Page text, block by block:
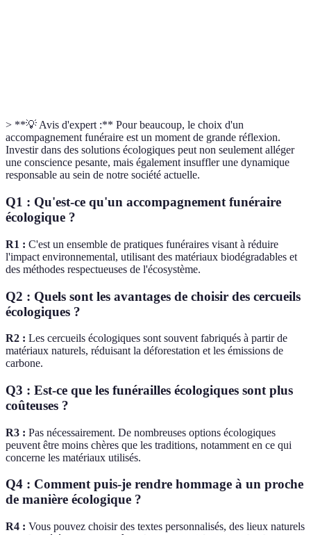
> **💡 Avis d'expert :** Pour beaucoup, le choix d'un
accompagnement funéraire est un moment de grande réflexion.
Investir dans des solutions écologiques peut non seulement alléger
une conscience pesante, mais également insuffler une dynamique
responsable au sein de notre société actuelle.
Q1 : Qu'est-ce qu'un accompagnement funéraire
écologique ?
R1 : C'est un ensemble de pratiques funéraires visant à réduire
l'impact environnemental, utilisant des matériaux biodégradables et
des méthodes respectueuses de l'écosystème.
Q2 : Quels sont les avantages de choisir des cercueils
écologiques ?
R2 : Les cercueils écologiques sont souvent fabriqués à partir de
matériaux naturels, réduisant la déforestation et les émissions de
carbone.
Q3 : Est-ce que les funérailles écologiques sont plus
coûteuses ?
R3 : Pas nécessairement. De nombreuses options écologiques
peuvent être moins chères que les traditions, notamment en ce qui
concerne les matériaux utilisés.
Q4 : Comment puis-je rendre hommage à un proche
de manière écologique ?
R4 : Vous pouvez choisir des textes personnalisés, des lieux naturels